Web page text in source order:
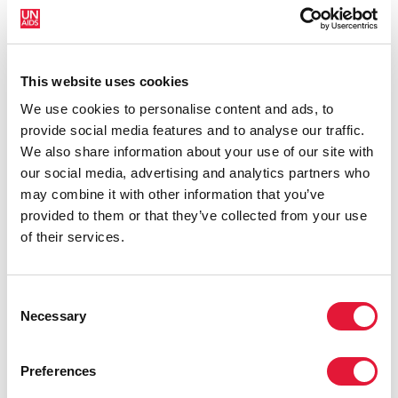
This website uses cookies
We use cookies to personalise content and ads, to
provide social media features and to analyse our traffic.
We also share information about your use of our site with
our social media, advertising and analytics partners who
may combine it with other information that you’ve
provided to them or that they’ve collected from your use
of their services.
Selection
Necessary
Preferences
dirigeants africains connus qui demandent à leurs
pairs de repenser et d’intensifier les efforts visant à
mondial de lutte contre le sida, la tuberculose et le
paludisme, ainsi que le PEPFAR sont les partenaires de
cette initiative.
Ces champions - des dirigeants ayant une visibilité
importante sur tout le continent et des chemins de vie
très différents -, mobiliseront les instances dirigeantes
de mesures efficaces relatives à la prévention du VIH.
ils s’efforceront d’initier le dialogue en matière de
sociétales. Cette année, le leadership sera au cœur de
la Journée mondiale de la lutte contre le sida. La